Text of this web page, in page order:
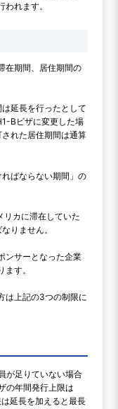
れます。
在期間、居住期間の
延長を行ったとして
Bビザに変更した場
れた居住期間は通算
ばならない期間」の
リカに滞在していた
りません。
ンサーとなった企業
す。
は上記の3つの制限に
が足りていない場合
の年間発行上限は
延長を加えると最長